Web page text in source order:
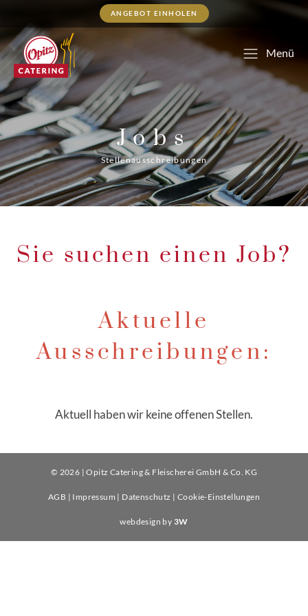
ANGEBOT EINHOLEN
Menü
Jobs
Stellenausschreibungen
Sie suchen einen Job?
Aktuelle
Ausschreibungen:
Aktuell haben wir keine offenen Stellen.
© 2026 | Opitz Catering & Fleischerei GmbH & Co. KG
AGB | Impressum | Datenschutz | Cookie-Einstellungen
webdesign by 3W